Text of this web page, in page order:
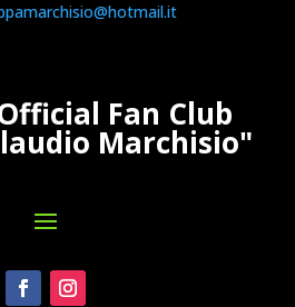
Fan Club
Marchisio"